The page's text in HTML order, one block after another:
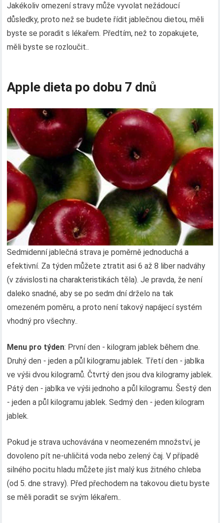
Jakékoliv omezení stravy může vyvolat nežádoucí
důsledky, proto než se budete řídit jablečnou dietou, měli
byste se poradit s lékařem. Předtím, než to zopakujete,
měli byste se rozloučit..
Apple dieta po dobu 7 dnů
Sedmidenní jablečná strava je poměrně jednoduchá a
efektivní. Za týden můžete ztratit asi 6 až 8 liber nadváhy
(v závislosti na charakteristikách těla). Je pravda, že není
daleko snadné, aby se po sedm dní drželo na tak
omezeném poměru, a proto není takový napájecí systém
vhodný pro všechny..
Menu pro týden: První den - kilogram jablek během dne.
Druhý den - jeden a půl kilogramu jablek. Třetí den - jablka
ve výši dvou kilogramů. Čtvrtý den jsou dva kilogramy jablek.
Pátý den - jablka ve výši jednoho a půl kilogramu. Šestý den
- jeden a půl kilogramu jablek. Sedmý den - jeden kilogram
jablek.
Pokud je strava uchovávána v neomezeném množství, je
dovoleno pít ne-uhličitá voda nebo zelený čaj. V případě
silného pocitu hladu můžete jíst malý kus žitného chleba
(od 5. dne stravy). Před přechodem na takovou dietu byste
se měli poradit se svým lékařem..